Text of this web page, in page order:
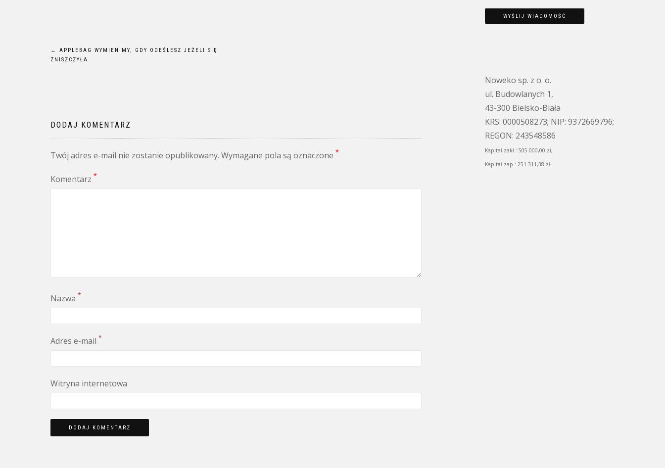
Nawigacja
←
APPLEBAG WYMIENIMY, GDY ODEŚLESZ JEŻELI SIĘ
ZNISZCZYŁA
DODAJ KOMENTARZ
Twój adres e-mail nie zostanie opublikowany. Wymagane pola są oznaczone *
Komentarz *
Nazwa *
Adres e-mail *
Witryna internetowa
WYŚLIJ WIADOMOŚĆ
Noweko sp. z o. o.
ul. Budowlanych 1,
43-300 Bielsko-Biała
KRS: 0000508273; NIP: 9372669796;
REGON: 243548586
Kapitał zakł.: 505.000,00 zł,
Kapitał zap.: 251.311,38 zł.